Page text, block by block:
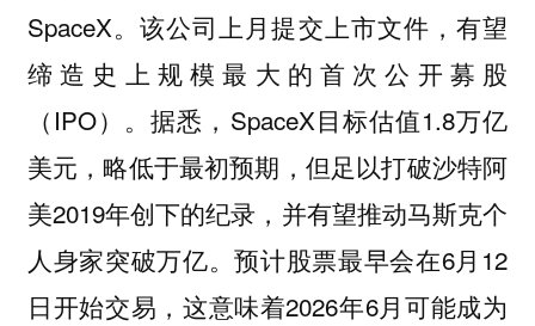
SpaceX。该公司上月提交上市文件，有望
缔造史上规模最大的首次公开募股
（IPO）。据悉，SpaceX目标估值1.8万亿
美元，略低于最初预期，但足以打破沙特阿
美2019年创下的纪录，并有望推动马斯克个
人身家突破万亿。预计股票最早会在6月12
日开始交易，这意味着2026年6月可能成为